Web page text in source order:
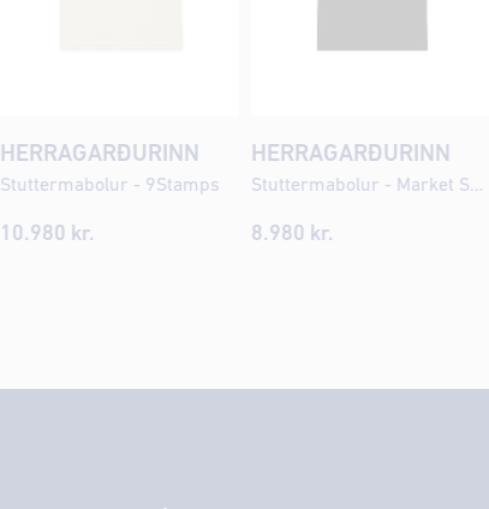
HERRAGARÐURINN
Stuttermabolur - 9Stamps
10.980 kr.
HERRAGARÐURINN
Stuttermabolur - Market Shops
8.980 kr.